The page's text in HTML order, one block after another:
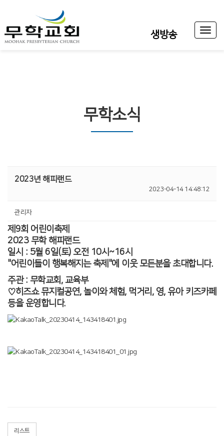
생방송
Toggle
무학소식
2023년 해피랜드
2023-04-14 14:48:12
관리자
제9회 어린이축제
2023 무학 해피랜드
일시 : 5월 6일(토) 오전 10시~16시
"어린이들이 행복해지는 축제"에 이웃 모든분을 초대합니다.
주관 : 무학교회, 교육부
♡히즈쇼 뮤지컬공연, 놀이와 체험, 먹거리, 영, 유아 키즈카페
등을 운영합니다.
리스트